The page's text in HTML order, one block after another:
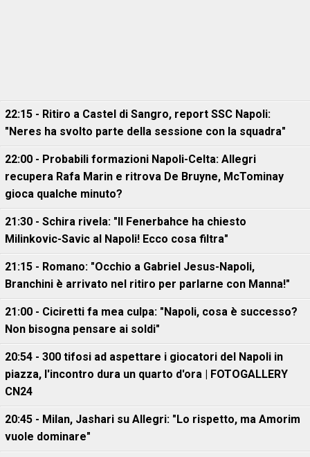
22:15 - Ritiro a Castel di Sangro, report SSC Napoli:
"Neres ha svolto parte della sessione con la squadra"
22:00 - Probabili formazioni Napoli-Celta: Allegri
recupera Rafa Marin e ritrova De Bruyne, McTominay
gioca qualche minuto?
21:30 - Schira rivela: "Il Fenerbahce ha chiesto
Milinkovic-Savic al Napoli! Ecco cosa filtra"
21:15 - Romano: "Occhio a Gabriel Jesus-Napoli,
Branchini è arrivato nel ritiro per parlarne con Manna!"
21:00 - Ciciretti fa mea culpa: "Napoli, cosa è successo?
Non bisogna pensare ai soldi"
20:54 - 300 tifosi ad aspettare i giocatori del Napoli in
piazza, l'incontro dura un quarto d'ora | FOTOGALLERY
CN24
20:45 - Milan, Jashari su Allegri: "Lo rispetto, ma Amorim
vuole dominare"